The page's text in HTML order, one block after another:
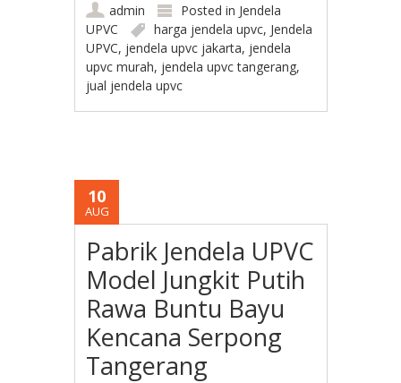
admin Posted in Jendela
UPVC
harga jendela upvc, Jendela
UPVC, jendela upvc jakarta, jendela
upvc murah, jendela upvc tangerang,
jual jendela upvc
10
AUG
Pabrik Jendela UPVC
Model Jungkit Putih
Rawa Buntu Bayu
Kencana Serpong
Tangerang